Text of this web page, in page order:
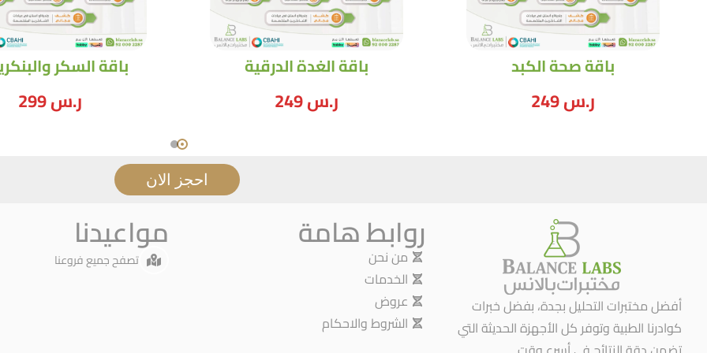
‏‏باقة صحة الكبد
ر.س
‏‏باقة الغدة الدرقية
ر.س
‏‏باقة السكر
ر.س
احجز الان
أفضل مختبرات التحليل بجدة، بفضل خبرات
كوادرنا الطبية وتوفر كل الأجهزة الحديثة التي
روابط هامة
من نحن
الخدمات
عروض
الشروط والاحكام
مواعيدنا
تصفح جميع فروعنا